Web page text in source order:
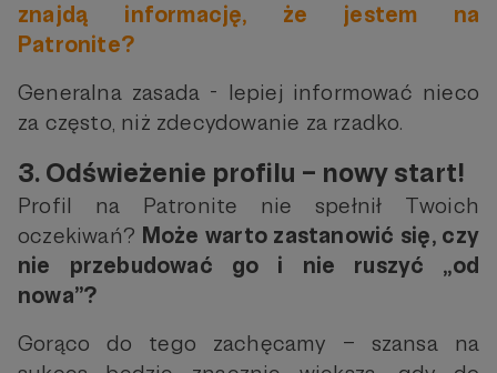
znajdą informację, że jestem na
Patronite?
Generalna zasada - lepiej informować nieco
za często, niż zdecydowanie za rzadko.
3. Odświeżenie profilu – nowy start!
Profil na Patronite nie spełnił Twoich
oczekiwań? Może warto zastanowić się, czy
nie przebudować go i nie ruszyć „od
nowa”?
Gorąco do tego zachęcamy – szansa na